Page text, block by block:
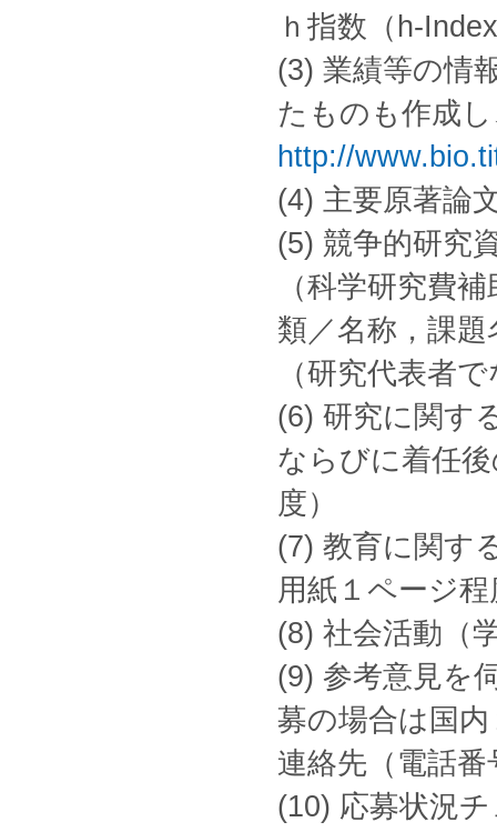
ｈ指数（h-
(3) 業績等の情
たものも作成
http://
(4) 主要原著論
(5) 競争的研究
（科学研究費
類／名称，課
（研究代表者
(6) 研究に関す
ならびに着任
度）
(7) 教育に関す
用紙１ページ程
(8) 社会活動（
(9) 参考意見を
募の場合は国
連絡先（電話
(10) 応募状況